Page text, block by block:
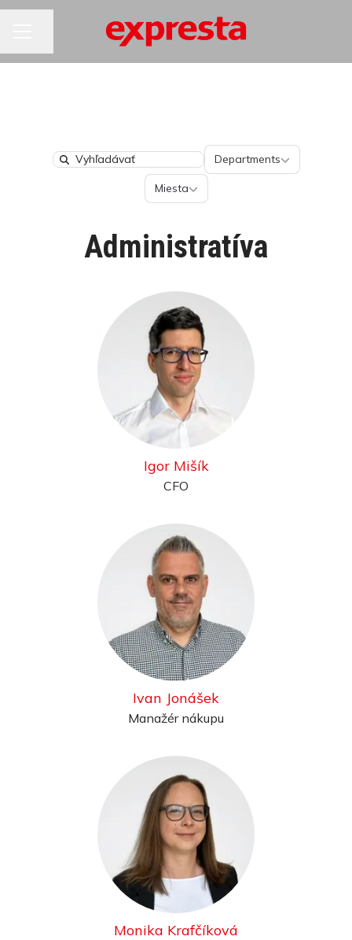
KARIÉRNA PONUKA
Zdieľať stránku
Search
Departments
Departments
Miesta
Miesta
Administratíva
Igor Mišík
CFO
Ivan Jonášek
Manažér nákupu
Monika Krafčíková